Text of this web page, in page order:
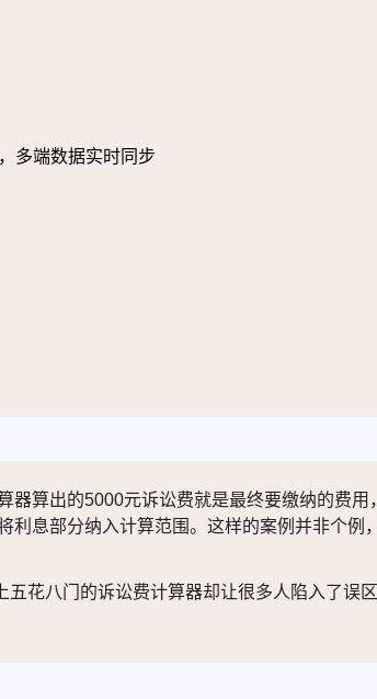
多端数据实时同步
算出的5000元诉讼费就是最终要缴纳的费
息部分纳入计算范围。这样的案例并非个
花八门的诉讼费计算器却让很多人陷入了误